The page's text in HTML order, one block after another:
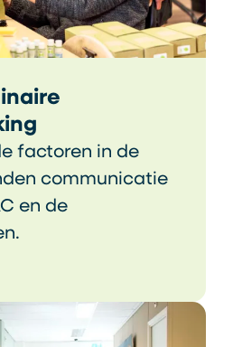
factoren in de
communicatie
en de